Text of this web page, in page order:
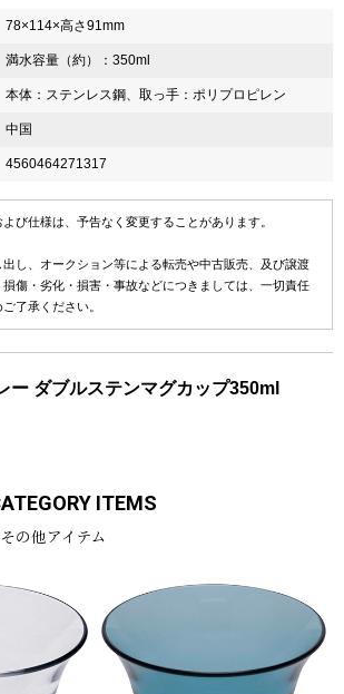
78×114×高さ91mm
満水容量（約）：350ml
本体：ステンレス鋼、取っ手：ポリプロピレン
中国
4560464271317
び仕様は、予告なく変更することがあります。
し、オークション等による転売や中古販売、及び譲渡
傷・劣化・損害・事故などにつきましては、一切責任
了承ください。
ー ダブルステンマグカップ350ml
ITEMS
の他アイテム